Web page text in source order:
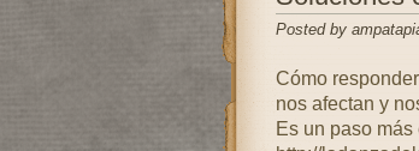
Posted by
Cómo
nos afectan y
Es un paso